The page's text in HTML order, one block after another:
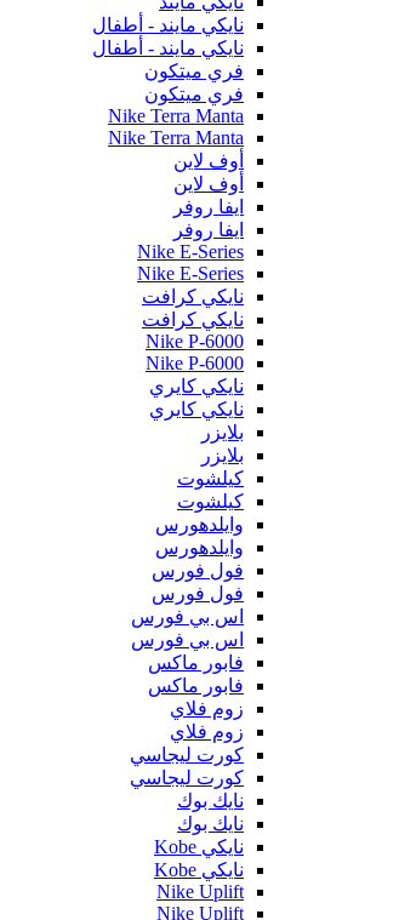
نايكي مايند - أطفال
نايكي مايند - أطفال
فري ميتكون
فري ميتكون
Nike Terra Manta
Nike Terra Manta
أوف لاين
أوف لاين
ايفا روفر
ايفا روفر
Nike E-Series
Nike E-Series
نايكي كرافت
نايكي كرافت
Nike P-6000
Nike P-6000
نايكي كايري
نايكي كايري
بلايزر
بلايزر
كيلشوت
كيلشوت
وايلدهورس
وايلدهورس
فول فورس
فول فورس
اس بي فورس
اس بي فورس
فابور ماكس
فابور ماكس
زوم فلاي
زوم فلاي
كورت ليجاسي
كورت ليجاسي
نايك بوك
نايك بوك
نايكي Kobe
نايكي Kobe
Nike Uplift
Nike Uplift